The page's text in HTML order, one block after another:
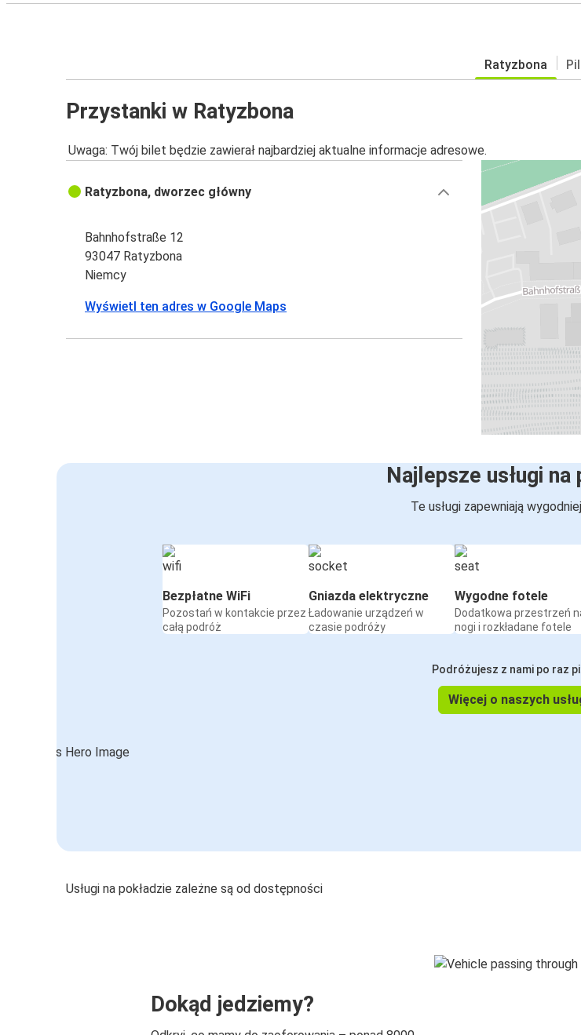
Ratyzbona
Przystanki w Ratyzbona
Uwaga: Twój bilet będzie zawierał najbardziej aktualne informacje adresowe.
Ratyzbona, dworzec główny
Bahnhofstraße 12
93047 Ratyzbona
Niemcy
Wyświetl ten adres w Google Maps
Najlepsze usługi na
Te usługi zapewniają
Bezpłatne WiFi
Pozostań w kontakcie przez
całą podróż
Gniazda elektryczne
Ładowanie urządzeń w
czasie podróży
Wygodne fotele
Dodatkowa przestrzeń
nogi i rozkładane fotele
Podróżujesz z nami po raz
Więcej o naszych
Usługi na pokładzie zależne są od dostępności
Dokąd jedziemy?